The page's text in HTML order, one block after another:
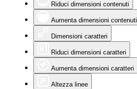
Riduci dimensioni contenuti
Aumenta dimensioni contenuti
Dimensioni caratteri
Riduci dimensioni caratteri
Aumenta dimensioni caratteri
Altezza linee